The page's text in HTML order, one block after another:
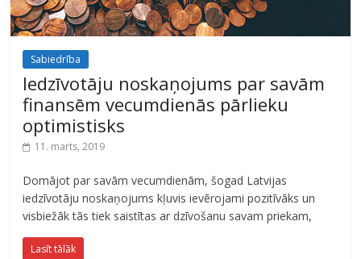
Sabiedrība
Iedzīvotāju noskaņojums par savām
finansēm vecumdienās pārlieku
optimistisks
11. marts, 2019
Domājot par savām vecumdienām, šogad Latvijas
iedzīvotāju noskaņojums kļuvis ievērojami pozitīvāks un
visbiežāk tās tiek saistītas ar dzīvošanu savam priekam,
Lasīt tālāk